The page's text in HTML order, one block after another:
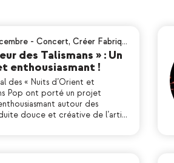
- Concert, Créer Fabriq…
des Talismans » : Un
enthousiasmant !
des « Nuits d’Orient et
Pop ont porté un projet
autour des
douce et créative de l’arti…